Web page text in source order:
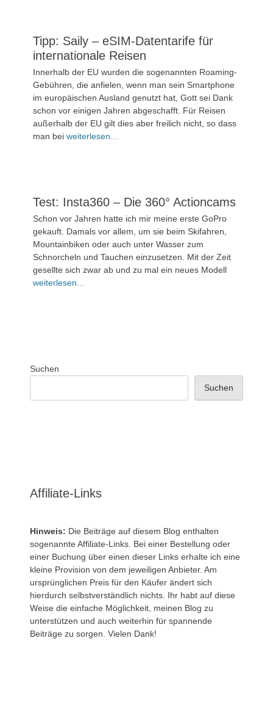
Tipp: Saily – eSIM-Datentarife für
internationale Reisen
Veröffentlicht
am
6.
Juni
Kommentieren
Innerhalb der EU wurden die sogenannten Roaming-
Gebühren, die anfielen, wenn man sein Smartphone
im europäischen Ausland genutzt hat, Gott sei Dank
schon vor einigen Jahren abgeschafft. Für Reisen
außerhalb der EU gilt dies aber freilich nicht, so dass
man bei weiterlesen…
Test: Insta360 – Die 360° Actioncams
Veröffentlicht
17.
April
Kommentieren
Schon vor Jahren hatte ich mir meine erste GoPro
gekauft. Damals vor allem, um sie beim Skifahren,
Mountainbiken oder auch unter Wasser zum
Schnorcheln und Tauchen einzusetzen. Mit der Zeit
gesellte sich zwar ab und zu mal ein neues Modell
weiterlesen…
Suchen
Suchen
Affiliate-Links
Hinweis: Die Beiträge auf diesem Blog enthalten
sogenannte Affiliate-Links. Bei einer Bestellung oder
einer Buchung über einen dieser Links erhalte ich eine
kleine Provision von dem jeweiligen Anbieter. Am
ursprünglichen Preis für den Käufer ändert sich
hierdurch selbstverständlich nichts. Ihr habt auf diese
Weise die einfache Möglichkeit, meinen Blog zu
unterstützen und auch weiterhin für spannende
Beiträge zu sorgen. Vielen Dank!